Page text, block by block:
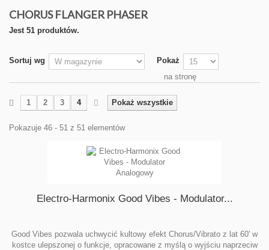
CHORUS FLANGER PHASER
Jest 51 produktów.
Sortuj wg
Pokaż
na stronę
Pokaż wszystkie
1 2 3 4
Pokazuje 46 - 51 z 51 elementów
Electro-Harmonix Good Vibes - Modulator...
Good Vibes pozwala uchwycić kultowy efekt Chorus/Vibrato z lat 60' w
kostce ulepszonej o funkcje, opracowane z myślą o wyjściu naprzeciw